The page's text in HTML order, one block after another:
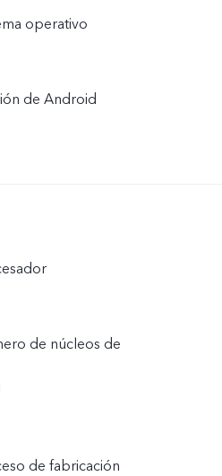
operativo
de Android
de núcleos de
de fabricación